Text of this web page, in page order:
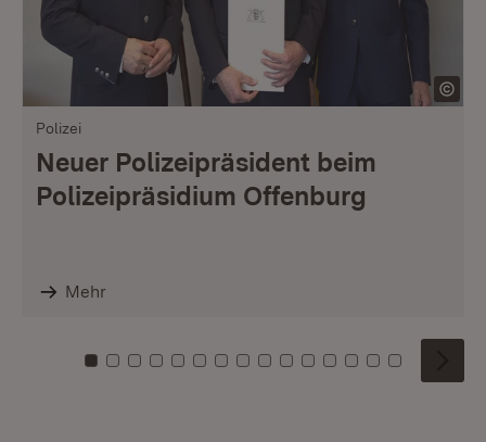
Polizei
Neuer Polizeipräsident beim
Polizeipräsidium Offenburg
Mehr
Zu Kachel: 0
Zu Kachel: 1
Zu Kachel: 2
Zu Kachel: 3
Zu Kachel: 4
Zu Kachel: 5
Zu Kachel: 6
Zu Kachel: 7
Zu Kachel: 8
Zu Kachel: 9
Zu Kachel: 10
Zu Kachel: 11
Zu Kachel: 12
Zu Kachel:
Zu